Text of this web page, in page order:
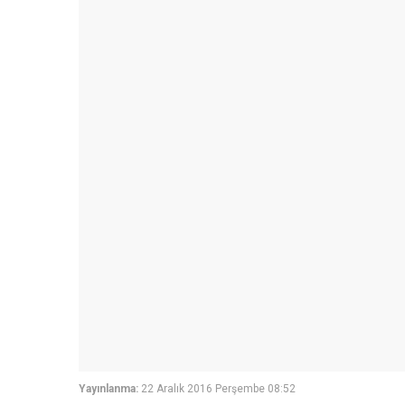
Yayınlanma: 22 Aralık 2016 Perşembe 08:52